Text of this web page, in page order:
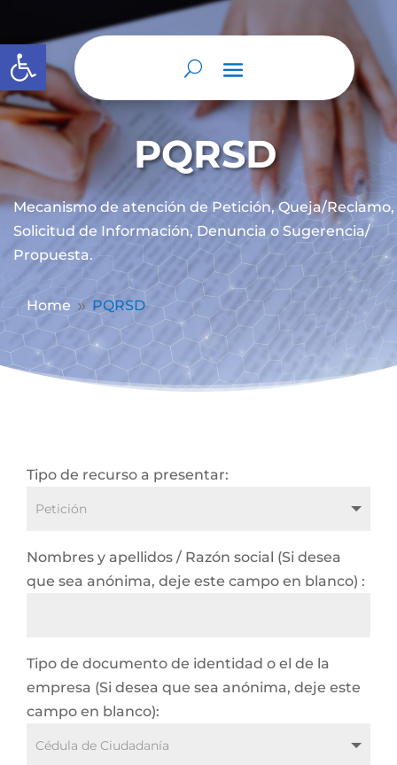
Abrir barra de herramientas
PQRSD
Mecanismo de atención de Petición, Queja/Reclamo,
Solicitud de Información, Denuncia o Sugerencia/
Propuesta.
Home 9 PQRSD
Tipo de recurso a presentar:
Nombres y apellidos / Razón social (Si desea
que sea anónima, deje este campo en blanco) :
Tipo de documento de identidad o el de la
empresa (Si desea que sea anónima, deje este
campo en blanco):